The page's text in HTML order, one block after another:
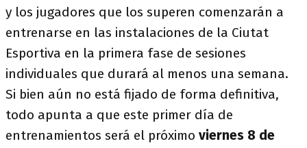
y los jugadores que los superen comenzarán a
entrenarse en las instalaciones de la Ciutat
Esportiva en la primera fase de sesiones
individuales que durará al menos una semana.
Si bien aún no está fijado de forma definitiva,
todo apunta a que este primer día de
entrenamientos será el próximo viernes 8 de